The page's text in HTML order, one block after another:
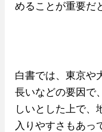
めることが重要だ
白書では、東京や
長いなどの要因で
しいとした上で、
入りやすさもあっ